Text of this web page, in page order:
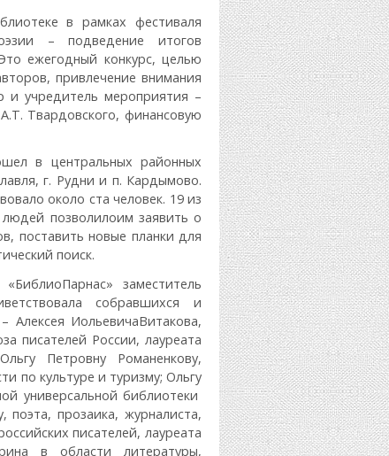
в рамках фестиваля
– подведение итогов
ежегодный конкурс, целью
привлечение внимания
и учредитель мероприятия –
Твардовского, финансовую
в центральных районных
г. Рудни и п. Кардымово.
около ста человек. 19 из
позволилоим заявить о
поставить новые планки для
поиск.
заместитель
собравшихся и
Алексея ИольевичаВитакова,
писателей России, лауреата
Петровну Романенкову,
по культуре и туризму; Ольгу
универсальной библиотеки
поэта, прозаика, журналиста,
писателей, лауреата
в области литературы,